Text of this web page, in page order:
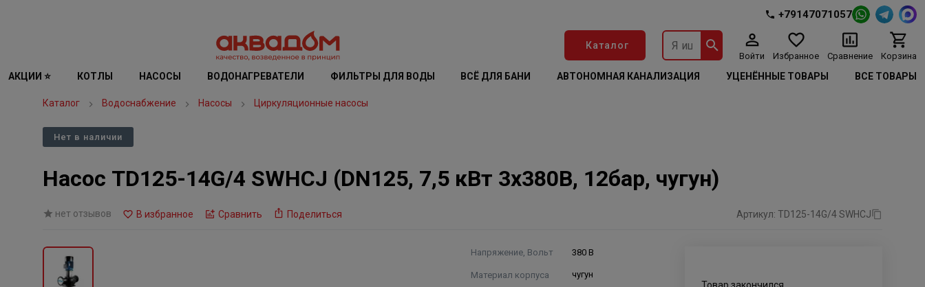
+79147071057
Каталог
Войти Избранное Сравнение Корзина
АКЦИИ ⭐ КОТЛЫ НАСОСЫ ВОДОНАГРЕВАТЕЛИ ФИЛЬТРЫ ДЛЯ ВОДЫ ВСЁ ДЛЯ БАНИ АВТОНОМНАЯ КАНАЛИЗАЦИЯ УЦЕНЁННЫЕ ТОВАРЫ ВСЕ ТОВАРЫ
Каталог Водоснабжение Насосы Циркуляционные насосы
Нет в наличии
Насос TD125-14G/4 SWHCJ (DN125, 7,5 кВт 3x380B, 12бар, чугун)
нет отзывов В избранное Сравнить Поделиться Артикул: TD125-14G/4 SWHCJ
Напряжение, Вольт 380 В
Материал корпуса чугун